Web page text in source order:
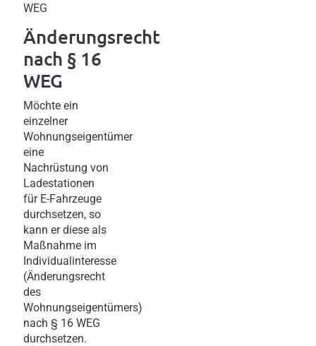
WEG
Änderungsrecht
nach § 16
WEG
Möchte ein
einzelner
Wohnungseigentümer
eine
Nachrüstung von
Ladestationen
für E-Fahrzeuge
durchsetzen, so
kann er diese als
Maßnahme im
Individualinteresse
(Änderungsrecht
des
Wohnungseigentümers)
nach § 16 WEG
durchsetzen.